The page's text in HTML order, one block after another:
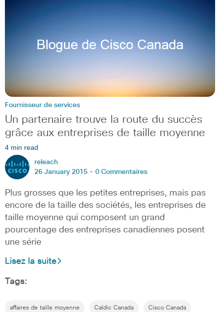
Fournisseur de services
Un partenaire trouve la route du succès
grâce aux entreprises de taille moyenne
4 min read
releach
26 January 2015 - 0 Commentaires
Plus grosses que les petites entreprises, mais pas
encore de la taille des sociétés, les entreprises de
taille moyenne qui composent un grand
pourcentage des entreprises canadiennes posent
une série
Lisez la suite
Tags:
affaires de taille moyenne Caldic Canada Cisco Canada